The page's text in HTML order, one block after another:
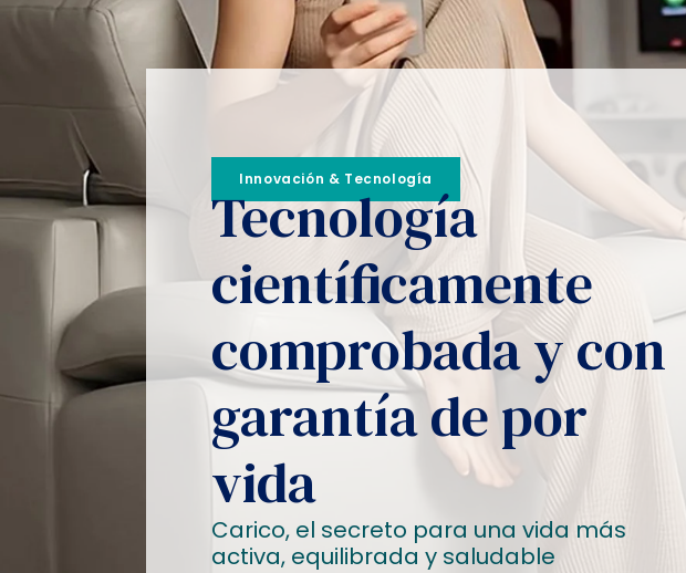
Innovación & Tecnología
Tecnología
científicamente
comprobada y con
garantía de por
vida
Carico, el secreto para una vida más
activa, equilibrada y saludable